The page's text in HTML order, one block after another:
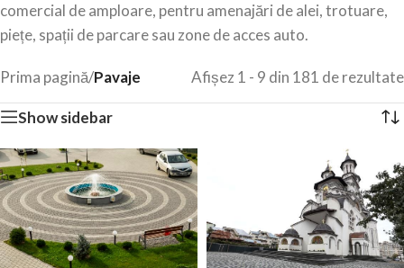
comercial de amploare, pentru amenajări de alei, trotuare,
piețe, spații de parcare sau zone de acces auto.
Prima pagină/Pavaje Afișez 1 - 9 din 181 de rezultate
Show sidebar